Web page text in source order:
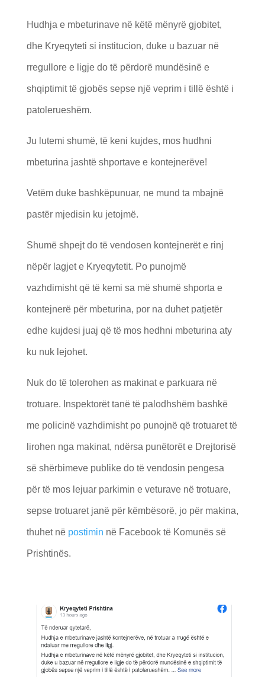
Hudhja e mbeturinave në këtë mënyrë gjobitet,
dhe Kryeqyteti si institucion, duke u bazuar në
rregullore e ligje do të përdorë mundësinë e
shqiptimit të gjobës sepse një veprim i tillë është i
patolerueshëm.
Ju lutemi shumë, të keni kujdes, mos hudhni
mbeturina jashtë shportave e kontejnerëve!
Vetëm duke bashkëpunuar, ne mund ta mbajnë
pastër mjedisin ku jetojmë.
Shumë shpejt do të vendosen kontejnerët e rinj
nëpër lagjet e Kryeqytetit. Po punojmë
vazhdimisht që të kemi sa më shumë shporta e
kontejnerë për mbeturina, por na duhet patjetër
edhe kujdesi juaj që të mos hedhni mbeturina aty
ku nuk lejohet.
Nuk do të tolerohen as makinat e parkuara në
trotuare. Inspektorët tanë të palodhshëm bashkë
me policinë vazhdimisht po punojnë që trotuaret të
lirohen nga makinat, ndërsa punëtorët e Drejtorisë
së shërbimeve publike do të vendosin pengesa
për të mos lejuar parkimin e veturave në trotuare,
sepse trotuaret janë për këmbësorë, jo për makina,
thuhet në postimin në Facebook të Komunës së
Prishtinës.